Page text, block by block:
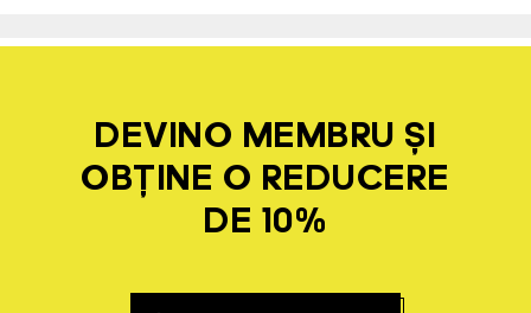
DEVINO MEMBRU ȘI
OBȚINE O REDUCERE
DE 10%